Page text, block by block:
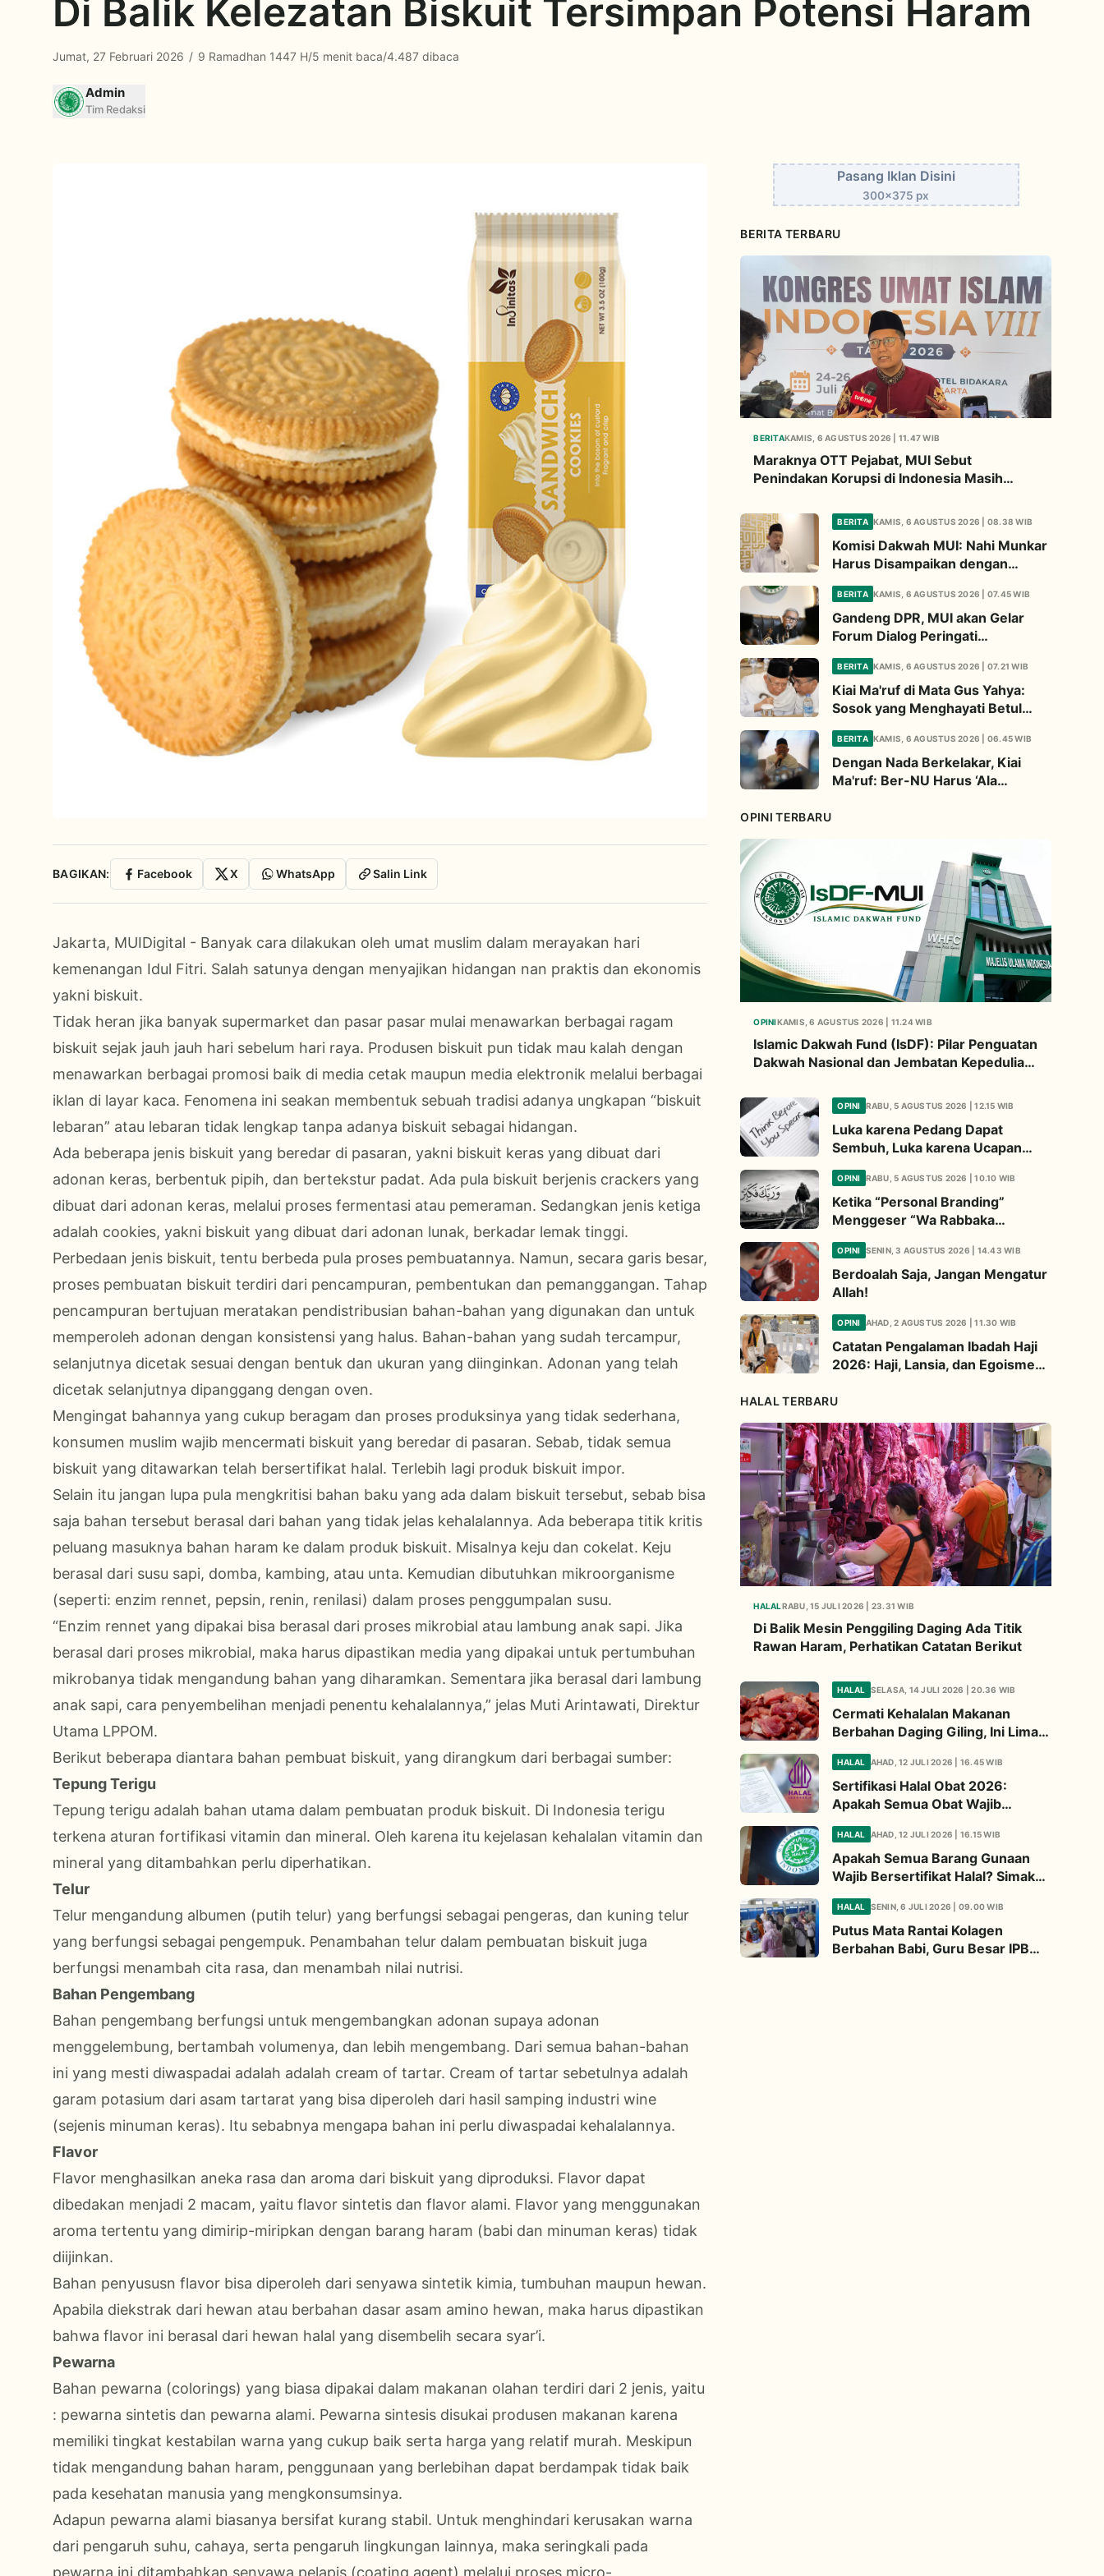
Di Balik Kelezatan Biskuit Tersimpan Potensi Haram
Jumat, 27 Februari 2026 / 9 Ramadhan 1447 H/5 menit baca/4.487 dibaca
Admin
Tim Redaksi
BAGIKAN: Facebook X WhatsApp Salin Link
Jakarta, MUIDigital - Banyak cara dilakukan oleh umat muslim dalam merayakan hari
kemenangan Idul Fitri. Salah satunya dengan menyajikan hidangan nan praktis dan ekonomis
yakni biskuit.
Tidak heran jika banyak supermarket dan pasar pasar mulai menawarkan berbagai ragam
biskuit sejak jauh jauh hari sebelum hari raya. Produsen biskuit pun tidak mau kalah dengan
menawarkan berbagai promosi baik di media cetak maupun media elektronik melalui berbagai
iklan di layar kaca. Fenomena ini seakan membentuk sebuah tradisi adanya ungkapan “biskuit
lebaran” atau lebaran tidak lengkap tanpa adanya biskuit sebagai hidangan.
Ada beberapa jenis biskuit yang beredar di pasaran, yakni biskuit keras yang dibuat dari
adonan keras, berbentuk pipih, dan bertekstur padat. Ada pula biskuit berjenis crackers yang
dibuat dari adonan keras, melalui proses fermentasi atau pemeraman. Sedangkan jenis ketiga
adalah cookies, yakni biskuit yang dibuat dari adonan lunak, berkadar lemak tinggi.
Perbedaan jenis biskuit, tentu berbeda pula proses pembuatannya. Namun, secara garis besar,
proses pembuatan biskuit terdiri dari pencampuran, pembentukan dan pemanggangan. Tahap
pencampuran bertujuan meratakan pendistribusian bahan-bahan yang digunakan dan untuk
memperoleh adonan dengan konsistensi yang halus. Bahan-bahan yang sudah tercampur,
selanjutnya dicetak sesuai dengan bentuk dan ukuran yang diinginkan. Adonan yang telah
dicetak selanjutnya dipanggang dengan oven.
Mengingat bahannya yang cukup beragam dan proses produksinya yang tidak sederhana,
konsumen muslim wajib mencermati biskuit yang beredar di pasaran. Sebab, tidak semua
biskuit yang ditawarkan telah bersertifikat halal. Terlebih lagi produk biskuit impor.
Selain itu jangan lupa pula mengkritisi bahan baku yang ada dalam biskuit tersebut, sebab bisa
saja bahan tersebut berasal dari bahan yang tidak jelas kehalalannya. Ada beberapa titik kritis
peluang masuknya bahan haram ke dalam produk biskuit. Misalnya keju dan cokelat. Keju
berasal dari susu sapi, domba, kambing, atau unta. Kemudian dibutuhkan mikroorganisme
(seperti: enzim rennet, pepsin, renin, renilasi) dalam proses penggumpalan susu.
“Enzim rennet yang dipakai bisa berasal dari proses mikrobial atau lambung anak sapi. Jika
berasal dari proses mikrobial, maka harus dipastikan media yang dipakai untuk pertumbuhan
mikrobanya tidak mengandung bahan yang diharamkan. Sementara jika berasal dari lambung
anak sapi, cara penyembelihan menjadi penentu kehalalannya,” jelas Muti Arintawati, Direktur
Utama LPPOM.
Berikut beberapa diantara bahan pembuat biskuit, yang dirangkum dari berbagai sumber:
Tepung Terigu
Tepung terigu adalah bahan utama dalam pembuatan produk biskuit. Di Indonesia terigu
terkena aturan fortifikasi vitamin dan mineral. Oleh karena itu kejelasan kehalalan vitamin dan
mineral yang ditambahkan perlu diperhatikan.
Telur
Telur mengandung albumen (putih telur) yang berfungsi sebagai pengeras, dan kuning telur
yang berfungsi sebagai pengempuk. Penambahan telur dalam pembuatan biskuit juga
berfungsi menambah cita rasa, dan menambah nilai nutrisi.
Bahan Pengembang
Bahan pengembang berfungsi untuk mengembangkan adonan supaya adonan
menggelembung, bertambah volumenya, dan lebih mengembang. Dari semua bahan-bahan
ini yang mesti diwaspadai adalah adalah cream of tartar. Cream of tartar sebetulnya adalah
garam potasium dari asam tartarat yang bisa diperoleh dari hasil samping industri wine
(sejenis minuman keras). Itu sebabnya mengapa bahan ini perlu diwaspadai kehalalannya.
Flavor
Flavor menghasilkan aneka rasa dan aroma dari biskuit yang diproduksi. Flavor dapat
dibedakan menjadi 2 macam, yaitu flavor sintetis dan flavor alami. Flavor yang menggunakan
aroma tertentu yang dimirip-miripkan dengan barang haram (babi dan minuman keras) tidak
diijinkan.
Bahan penyususn flavor bisa diperoleh dari senyawa sintetik kimia, tumbuhan maupun hewan.
Apabila diekstrak dari hewan atau berbahan dasar asam amino hewan, maka harus dipastikan
bahwa flavor ini berasal dari hewan halal yang disembelih secara syar’i.
Pewarna
Bahan pewarna (colorings) yang biasa dipakai dalam makanan olahan terdiri dari 2 jenis, yaitu
: pewarna sintetis dan pewarna alami. Pewarna sintesis disukai produsen makanan karena
memiliki tingkat kestabilan warna yang cukup baik serta harga yang relatif murah. Meskipun
tidak mengandung bahan haram, penggunaan yang berlebihan dapat berdampak tidak baik
pada kesehatan manusia yang mengkonsumsinya.
Adapun pewarna alami biasanya bersifat kurang stabil. Untuk menghindari kerusakan warna
dari pengaruh suhu, cahaya, serta pengaruh lingkungan lainnya, maka seringkali pada
pewarna ini ditambahkan senyawa pelapis (coating agent) melalui proses micro-
Pasang Iklan Disini
300x375 px
BERITA TERBARU
BERITAKAMIS, 6 AGUSTUS 2026 | 11.47 WIB
Maraknya OTT Pejabat, MUI Sebut
Penindakan Korupsi di Indonesia Masih
BERITA KAMIS, 6 AGUSTUS 2026 | 08.38 WIB
Komisi Dakwah MUI: Nahi Munkar
Harus Disampaikan dengan
Hikmah dan Solusi
BERITA KAMIS, 6 AGUSTUS 2026 | 07.45 WIB
Gandeng DPR, MUI akan Gelar
Forum Dialog Peringati
Pembakaran Masjid Al-Aqsa
BERITA KAMIS, 6 AGUSTUS 2026 | 07.21 WIB
Kiai Ma'ruf di Mata Gus Yahya:
Sosok yang Menghayati Betul
Perjuangan NU
BERITA KAMIS, 6 AGUSTUS 2026 | 06.45 WIB
Dengan Nada Berkelakar, Kiai
Ma'ruf: Ber-NU Harus ‘Ala
OPINI TERBARU
OPINIKAMIS, 6 AGUSTUS 2026 | 11.24 WIB
Islamic Dakwah Fund (IsDF): Pilar Penguatan
Dakwah Nasional dan Jembatan Kepedulian
OPINI RABU, 5 AGUSTUS 2026 | 12.15 WIB
Luka karena Pedang Dapat
Sembuh, Luka karena Ucapan
Dapat Diwariskan
OPINI RABU, 5 AGUSTUS 2026 | 10.10 WIB
Ketika “Personal Branding”
Menggeser “Wa Rabbaka
Fakabbir”
OPINI SENIN, 3 AGUSTUS 2026 | 14.43 WIB
Berdoalah Saja, Jangan Mengatur
Allah!
OPINI AHAD, 2 AGUSTUS 2026 | 11.30 WIB
Catatan Pengalaman Ibadah Haji
2026: Haji, Lansia, dan Egoisme
HALAL TERBARU
HALALRABU, 15 JULI 2026 | 23.31 WIB
Di Balik Mesin Penggiling Daging Ada Titik
Rawan Haram, Perhatikan Catatan Berikut
HALAL SELASA, 14 JULI 2026 | 20.36 WIB
Cermati Kehalalan Makanan
Berbahan Daging Giling, Ini Lima
Diperhatikan
HALAL AHAD, 12 JULI 2026 | 16.45 WIB
Sertifikasi Halal Obat 2026:
Apakah Semua Obat Wajib
Penjelasannya
HALAL AHAD, 12 JULI 2026 | 16.15 WIB
Apakah Semua Barang Gunaan
Wajib Bersertifikat Halal? Simak
HALAL SENIN, 6 JULI 2026 | 09.00 WIB
Putus Mata Rantai Kolagen
Berbahan Babi, Guru Besar IPB